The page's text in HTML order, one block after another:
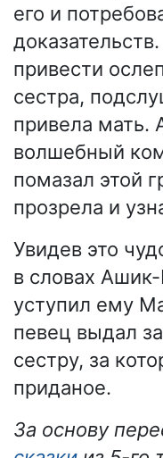
его и
привести
сестра,
привела мать.
волшебный
помазал этой
прозрела и
Увидев это
в словах
уступил ему
певец выдал
сестру, за
приданое.
За основу